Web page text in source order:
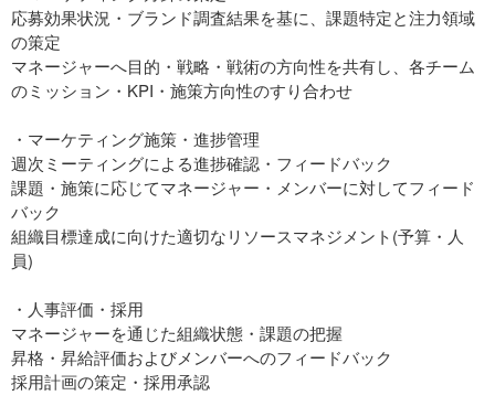
応募効果状況・ブランド調査結果を基に、課題特定と注力領域
の策定
マネージャーへ目的・戦略・戦術の方向性を共有し、各チーム
のミッション・KPI・施策方向性のすり合わせ
・マーケティング施策・進捗管理
週次ミーティングによる進捗確認・フィードバック
課題・施策に応じてマネージャー・メンバーに対してフィード
バック
組織目標達成に向けた適切なリソースマネジメント(予算・人
員)
・人事評価・採用
マネージャーを通じた組織状態・課題の把握
昇格・昇給評価およびメンバーへのフィードバック
採用計画の策定・採用承認